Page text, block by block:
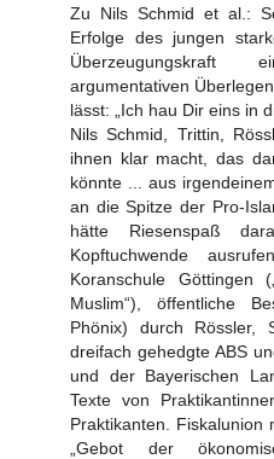
Zu Nils Schmid et al.:
Erfolge des jungen
Überzeugungskraft
argumentativen
lässt: „Ich hau Dir eins in
Nils Schmid, Trittin,
ihnen klar macht, das
könnte ... aus
an die Spitze der Pro-
hätte Riesenspaß
Kopftuchwende
Koranschule Göttingen
Muslim“), öffentliche
Phönix) durch Rössler,
dreifach gehedgte ABS
und der Bayerischen
Texte von
Praktikanten.
„Gebot der